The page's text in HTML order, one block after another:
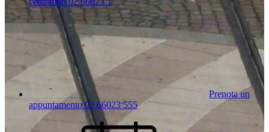
Prenota un
appuntamento 02 66023 555